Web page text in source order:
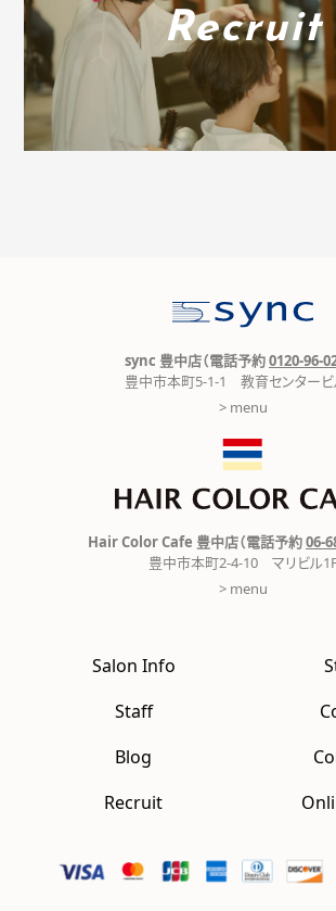
Recruit
sync 豊中店（電話予約0120-96-
豊中市本町5-1-1 教育センタービ
> menu
Hair Color Cafe 豊中店（電話予約06-
豊中市本町2-4-10 マリビル
> menu
Salon Info
Staff
Blog
Recruit